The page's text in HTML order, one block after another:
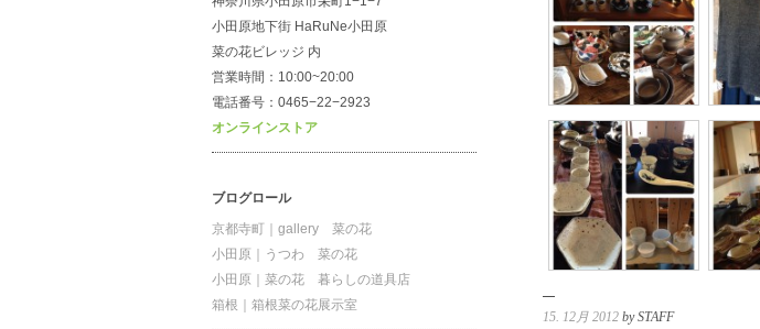
小田原地下街 HaRuNe小田原
菜の花ビレッジ 内
営業時間：10:00~20:00
電話番号：0465−22−2923
オンラインストア
ブログロール
京都寺町｜gallery 菜の花
小田原｜うつわ 菜の花
小田原｜菜の花 暮らしの道具店
箱根｜箱根菜の花展示室
15. 12月 2012 by STAFF